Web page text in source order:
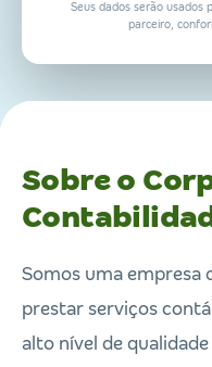
Seus dados serão usados
parceiro,
Sobre o
Somos uma empresa
prestar serviços
alto nível de